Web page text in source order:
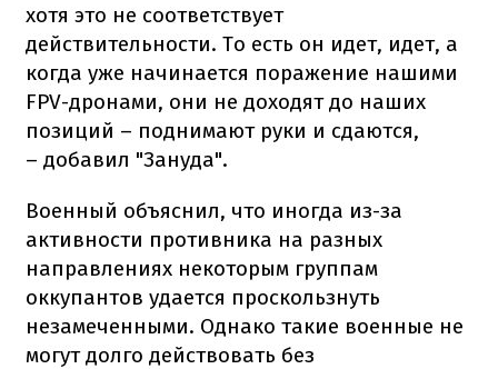
хотя это не соответствует
действительности. То есть он идет, идет, а
когда уже начинается поражение нашими
FPV-дронами, они не доходят до наших
позиций – поднимают руки и сдаются,
– добавил "Зануда".
Военный объяснил, что иногда из-за
активности противника на разных
направлениях некоторым группам
оккупантов удается проскользнуть
незамеченными. Однако такие военные не
могут долго действовать без